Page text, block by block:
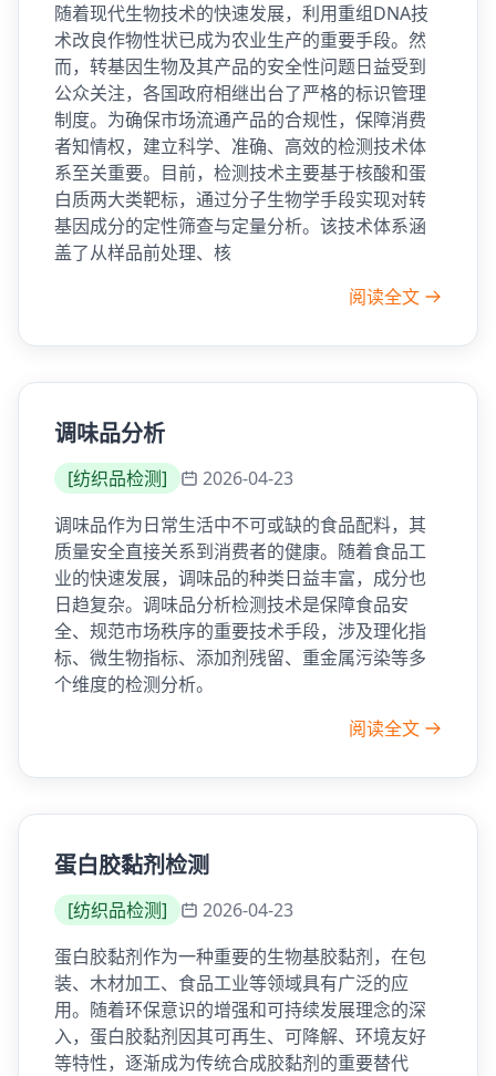
随着现代生物技术的快速发展，利用重组DNA技
术改良作物性状已成为农业生产的重要手段。然
而，转基因生物及其产品的安全性问题日益受到
公众关注，各国政府相继出台了严格的标识管理
制度。为确保市场流通产品的合规性，保障消费
者知情权，建立科学、准确、高效的检测技术体
系至关重要。目前，检测技术主要基于核酸和蛋
白质两大类靶标，通过分子生物学手段实现对转
基因成分的定性筛查与定量分析。该技术体系涵
盖了从样品前处理、核
阅读全文
调味品分析
[纺织品检测]
2026-04-23
调味品作为日常生活中不可或缺的食品配料，其
质量安全直接关系到消费者的健康。随着食品工
业的快速发展，调味品的种类日益丰富，成分也
日趋复杂。调味品分析检测技术是保障食品安
全、规范市场秩序的重要技术手段，涉及理化指
标、微生物指标、添加剂残留、重金属污染等多
个维度的检测分析。
阅读全文
蛋白胶黏剂检测
[纺织品检测]
2026-04-23
蛋白胶黏剂作为一种重要的生物基胶黏剂，在包
装、木材加工、食品工业等领域具有广泛的应
用。随着环保意识的增强和可持续发展理念的深
入，蛋白胶黏剂因其可再生、可降解、环境友好
等特性，逐渐成为传统合成胶黏剂的重要替代